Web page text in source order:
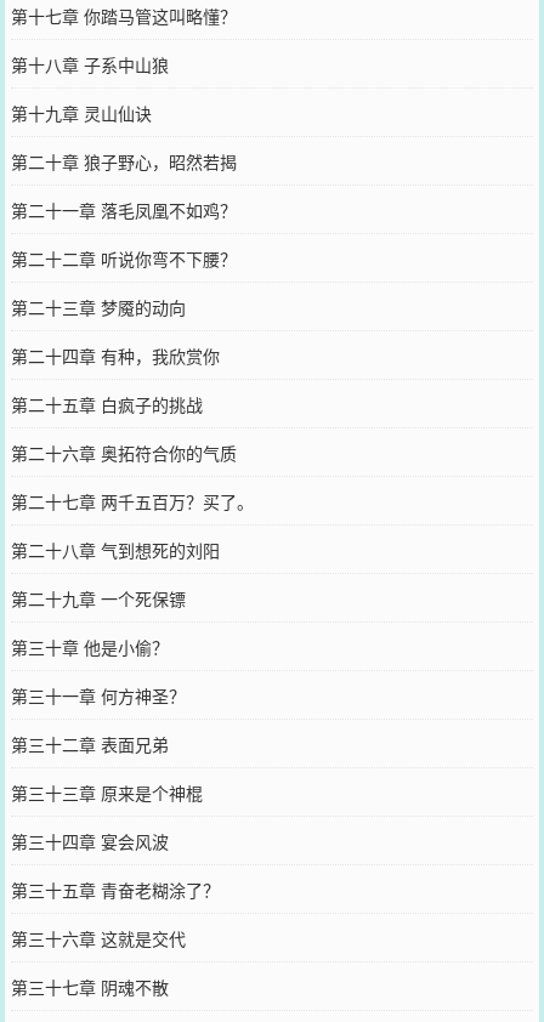
第十七章 你踏马管这叫略懂？
第十八章 子系中山狼
第十九章 灵山仙诀
第二十章 狼子野心，昭然若揭
第二十一章 落毛凤凰不如鸡？
第二十二章 听说你弯不下腰？
第二十三章 梦魇的动向
第二十四章 有种，我欣赏你
第二十五章 白疯子的挑战
第二十六章 奥拓符合你的气质
第二十七章 两千五百万？买了。
第二十八章 气到想死的刘阳
第二十九章 一个死保镖
第三十章 他是小偷？
第三十一章 何方神圣？
第三十二章 表面兄弟
第三十三章 原来是个神棍
第三十四章 宴会风波
第三十五章 青奋老糊涂了？
第三十六章 这就是交代
第三十七章 阴魂不散